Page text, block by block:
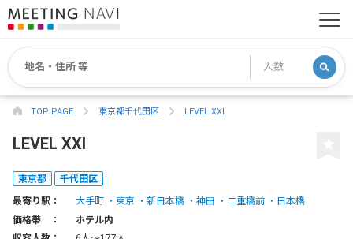
TOP PAGE 東京都千代田区 LEVEL XXI
LEVEL XXI
東京都 千代田区
最寄り駅： 大手町 東京 新日本橋 神田 二重橋前
日本橋
価格帯 ：
ホテル内